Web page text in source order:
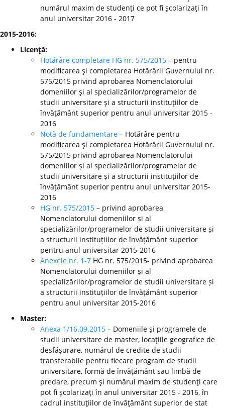
numărul maxim de studenţi ce pot fi şcolarizaţi în
anul universitar 2016 - 2017
2015-2016:
Licenţă:
Hotărâre completare HG nr. 575/2015 – pentru
modificarea şi completarea Hotărârii Guvernului nr.
575/2015 privind aprobarea Nomenclatorului
domeniilor şi al specializărilor/programelor de
studii universitare şi a structurii instituţiilor de
învăţământ superior pentru anul universitar 2015 -
2016
Notă de fundamentare – Hotărâre pentru
modificarea şi completarea Hotărârii Guvernului nr.
575/2015 privind aprobarea Nomenclatorului
domeniilor și al specializărilor/programelor de
studii universitare și a structurii instituțiilor de
învățământ superior pentru anul universitar 2015-
2016
HG nr. 575/2015 – privind aprobarea
Nomenclatorului domeniilor și al
specializărilor/programelor de studii universitare și
a structurii instituțiilor de învățământ superior
pentru anul universitar 2015-2016
Anexele nr. 1-7 HG nr. 575/2015- privind aprobarea
Nomenclatorului domeniilor și al
specializărilor/programelor de studii universitare și
a structurii instituțiilor de învățământ superior
pentru anul universitar 2015-2016
Master:
Anexa 1/16.09.2015 – Domeniile şi programele de
studii universitare de master, locaţiile geografice de
desfăşurare, numărul de credite de studii
transferabile pentru fiecare program de studii
universitare, formă de învăţământ sau limbă de
predare, precum şi numărul maxim de studenţi care
pot fi şcolarizaţi în anul universitar 2015 - 2016, în
cadrul instituţiilor de învăţământ superior de stat